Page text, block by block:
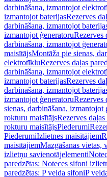
darbināšana, izmantojot
izmantojot baterijasRezerves
darbināšana, izmantojot
izmantojot ģeneratoruRezerves
darbināšana, izmantojot
maisītājsMontāža pie sienas,
elektrotīkluRezerves daļas
darbināšana, izmantojot
izmantojot baterijasRezerves
darbināšana, izmantojot
izmantojot ģeneratoruRezerves
sienas, darbināšana, izmantojot
rokturu maisītājsRezerves
rokturu maisītājsPiederumi
PiederumiIzlietnes maisītājiem
maisītājiemMazgāšanas
izlietņu savienotājelementi
paredzētas: Noteces sifoni
paredzētas: P veida sifoniP